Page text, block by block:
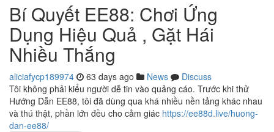
Bí Quyết EE88: Chơi Ứng
Dụng Hiệu Quả , Gặt Hái
Nhiều Thắng
aliciafycp189974 63 days ago News
Discuss
Tôi không phải kiểu người dễ tin vào quảng cáo. Trước khi thử
Hướng Dẫn EE88, tôi đã dùng qua khá nhiều nền tảng khác nhau
và thú thật, phần lớn đều cho cảm giác https://ee88d.live/huong-
dan-ee88/